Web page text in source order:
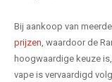
Bij aankoop van
prijzen , waardoor de
hoogwaardige keuze
vape is vervaardigd